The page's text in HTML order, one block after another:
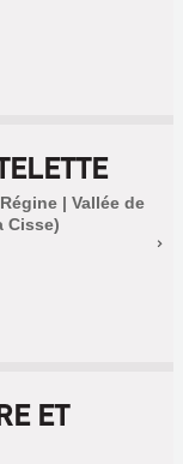
| Vallée de
Cisse)
ET